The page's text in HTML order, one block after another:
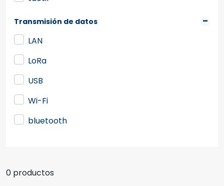
Transmisión de datos
LAN
LoRa
USB
Wi-Fi
bluetooth
0 productos